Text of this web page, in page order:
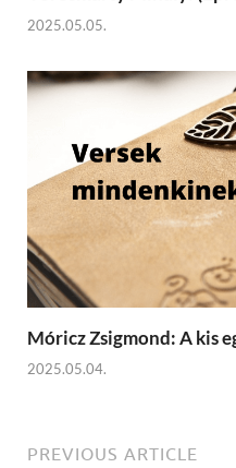
2025.05.05.
Móricz Zsigmond: A kis
2025.05.04.
PREVIOUS ARTICLE